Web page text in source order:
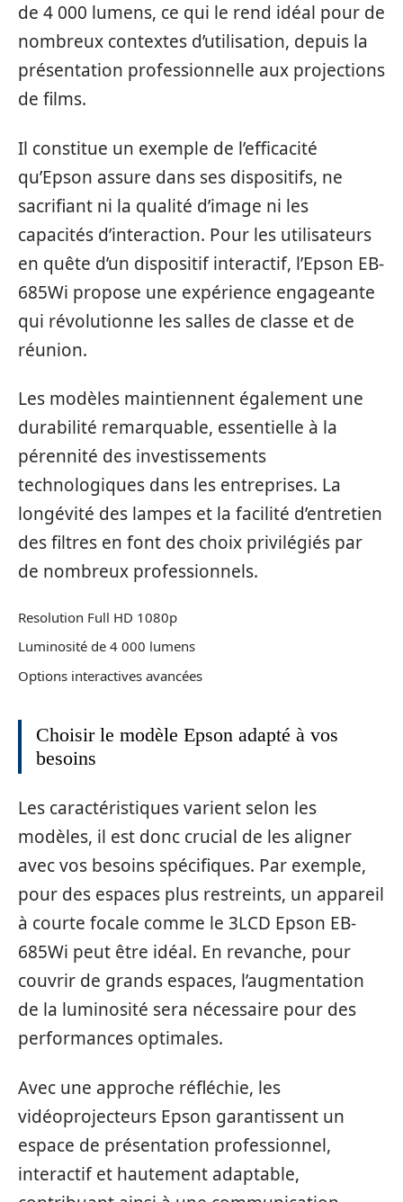
de 4 000 lumens, ce qui le rend idéal pour de
nombreux contextes d’utilisation, depuis la
présentation professionnelle aux projections
de films.
Il constitue un exemple de l’efficacité
qu’Epson assure dans ses dispositifs, ne
sacrifiant ni la qualité d’image ni les
capacités d’interaction. Pour les utilisateurs
en quête d’un dispositif interactif, l’Epson EB-
685Wi propose une expérience engageante
qui révolutionne les salles de classe et de
réunion.
Les modèles maintiennent également une
durabilité remarquable, essentielle à la
pérennité des investissements
technologiques dans les entreprises. La
longévité des lampes et la facilité d’entretien
des filtres en font des choix privilégiés par
de nombreux professionnels.
Resolution Full HD 1080p
Luminosité de 4 000 lumens
Options interactives avancées
Choisir le modèle Epson adapté à vos
besoins
Les caractéristiques varient selon les
modèles, il est donc crucial de les aligner
avec vos besoins spécifiques. Par exemple,
pour des espaces plus restreints, un appareil
à courte focale comme le 3LCD Epson EB-
685Wi peut être idéal. En revanche, pour
couvrir de grands espaces, l’augmentation
de la luminosité sera nécessaire pour des
performances optimales.
Avec une approche réfléchie, les
vidéoprojecteurs Epson garantissent un
espace de présentation professionnel,
interactif et hautement adaptable,